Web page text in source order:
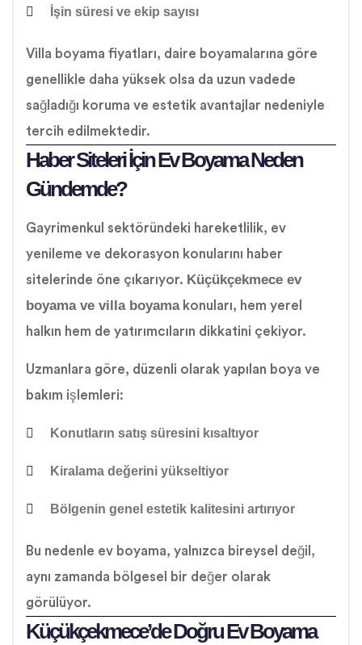
İşin süresi ve ekip sayısı
Villa boyama fiyatları, daire boyamalarına göre
genellikle daha yüksek olsa da uzun vadede
sağladığı koruma ve estetik avantajlar nedeniyle
tercih edilmektedir.
Haber Siteleri İçin Ev Boyama Neden
Gündemde?
Gayrimenkul sektöründeki hareketlilik, ev
yenileme ve dekorasyon konularını haber
sitelerinde öne çıkarıyor. Küçükçekmece ev
boyama ve villa boyamakonuları, hem yerel
halkın hem de yatırımcıların dikkatini çekiyor.
Uzmanlara göre, düzenli olarak yapılan boya ve
bakım işlemleri:
Konutların satış süresini kısaltıyor
Kiralama değerini yükseltiyor
Bölgenin genel estetik kalitesini artırıyor
Bu nedenle ev boyama, yalnızca bireysel değil,
aynı zamanda bölgesel bir değer olarak
görülüyor.
Küçükçekmece’de Doğru Ev Boyama